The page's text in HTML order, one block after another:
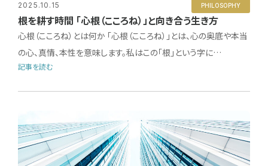
2025.10.15 PHILOSOPHY
根を耕す時間 「心根（こころね）」と向き合う生き方
心根（こころね）とは何か 「心根（こころね）」とは、心の奥底や本当
の心、真情、本性を意味します。私はこの「根」という字に…
記事を読む